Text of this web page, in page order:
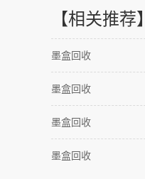
【相关推荐】
墨盒回收
墨盒回收
墨盒回收
墨盒回收